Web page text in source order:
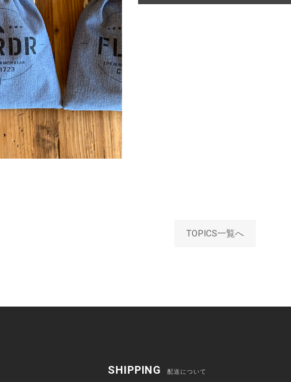
TOPICS一覧へ
SHIPPING 配送について